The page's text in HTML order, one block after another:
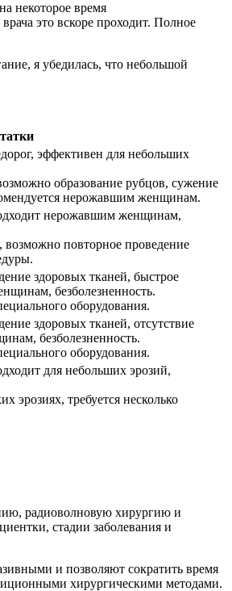
некоторое время
это вскоре проходит. Полное
я убедилась, что небольшой
эффективен для небольших
образование рубцов, сужение
нерожавшим женщинам.
нерожавшим женщинам,
возможно повторное проведение
здоровых тканей, быстрое
безболезненность.
оборудования.
здоровых тканей, отсутствие
безболезненность.
оборудования.
для небольших эрозий,
эрозиях, требуется несколько
радиоволновую хирургию и
стадии заболевания и
и позволяют сократить время
хирургическими методами.